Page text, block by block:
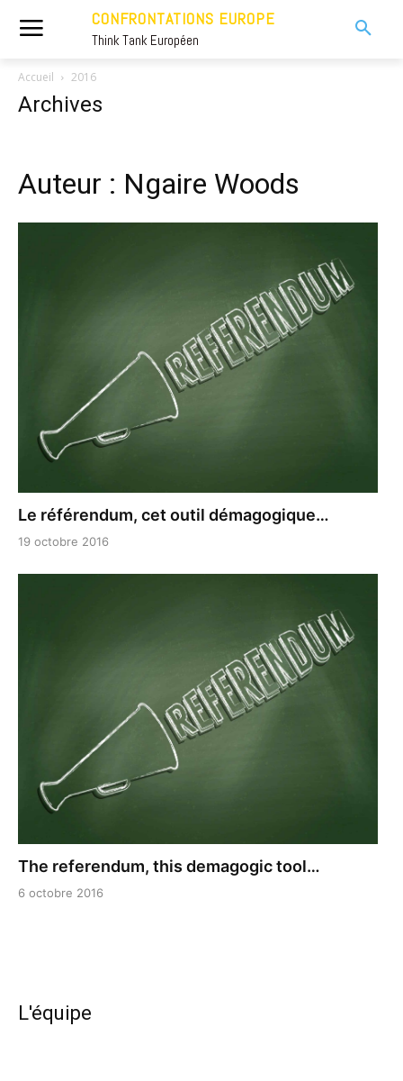
CONFRONTATIONS EUROPE
Think Tank Européen
Accueil 2016
Archives
Auteur : Ngaire Woods
Le référendum, cet outil démagogique…
19 octobre 2016
The referendum, this demagogic tool…
6 octobre 2016
L'équipe